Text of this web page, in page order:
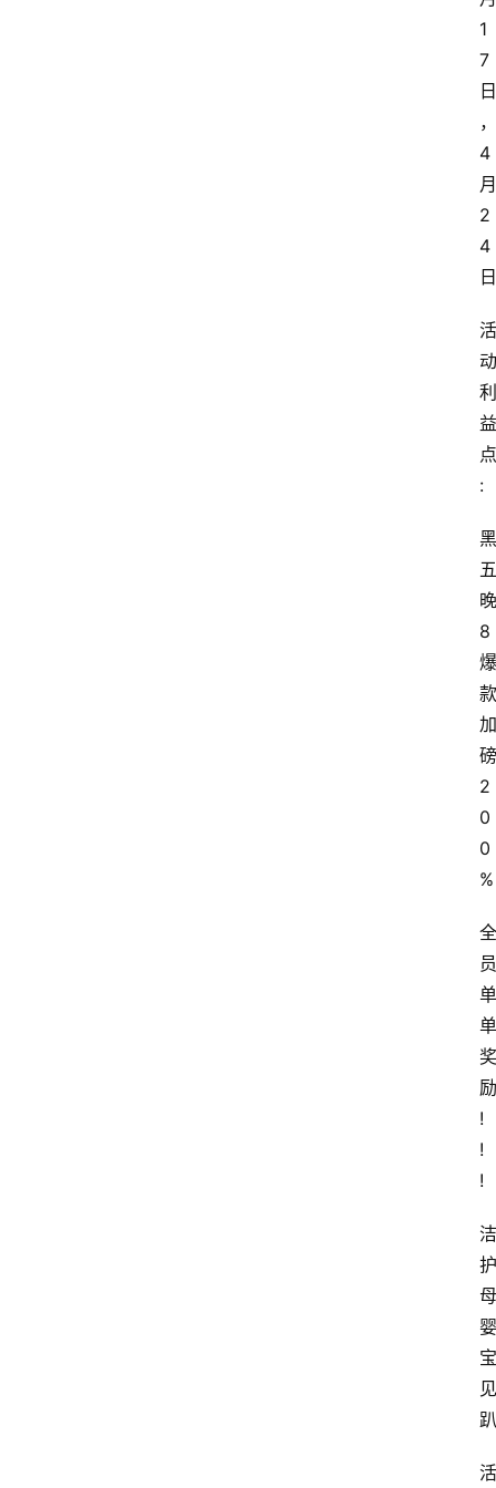
1
7
日
，
4
月
2
4
日
活
动
利
益
点
:
黑
五
晚
8
爆
款
加
磅
2
0
0
%
全
员
单
单
奖
励
!
!
!
洁
护
母
婴
宝
见
趴
活